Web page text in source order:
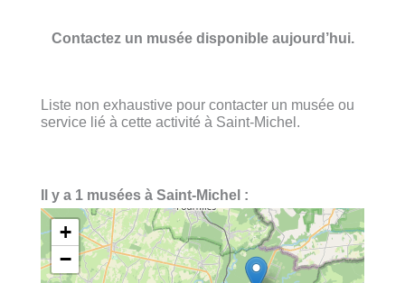
Contactez un musée disponible aujourd’hui.
Liste non exhaustive pour contacter un musée ou
service lié à cette activité à Saint-Michel.
Il y a 1 musées à Saint-Michel :
+
−